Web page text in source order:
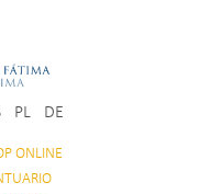
PL DE
ONLINE